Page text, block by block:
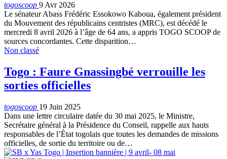
togoscoop 9 Avr 2026
Le sénateur Abass Frédéric Essokowo Kaboua, également président
du Mouvement des républicains centristes (MRC), est décédé le
mercredi 8 avril 2026 à l’âge de 64 ans, a appris TOGO SCOOP de
sources concordantes. Cette disparition…
Non classé
Togo : Faure Gnassingbé verrouille les
sorties officielles
togoscoop 19 Juin 2025
Dans une lettre circulaire datée du 30 mai 2025, le Ministre,
Secrétaire général à la Présidence du Conseil, rappelle aux hauts
responsables de l’État togolais que toutes les demandes de missions
officielles, de sortie du territoire ou de…